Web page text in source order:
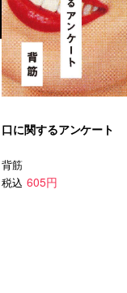
口に関するアンケート
背筋
税込 605円